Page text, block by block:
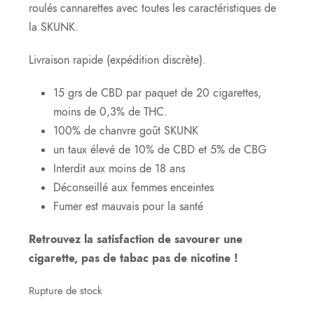
roulés cannarettes avec toutes les caractéristiques de
la SKUNK.
Livraison rapide (expédition discrète).
15 grs de CBD par paquet de 20 cigarettes,
moins de 0,3% de THC.
100% de chanvre goût SKUNK
un taux élevé de 10% de CBD et 5% de CBG
Interdit aux moins de 18 ans
Déconseillé aux femmes enceintes
Fumer est mauvais pour la santé
Retrouvez la satisfaction de savourer une
cigarette, pas de tabac pas de nicotine !
Rupture de stock